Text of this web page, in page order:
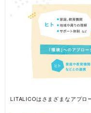
LITALICOはさまざまなアプロ